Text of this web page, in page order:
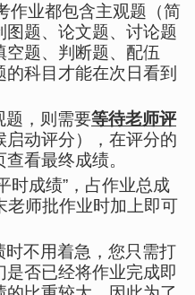
作业都包含主观题（简
题、论文题、讨论题
题、判断题、配伍
科目才能在次日看到
题，则需要等待老师评
动评分），在评分的
看最终成绩。
时成绩”，占作业总成
老师批作业时加上即可
时不用着急，您只需打
否已经将作业完成即